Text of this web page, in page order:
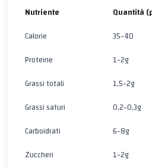
Nutriente
Quantità
Calorie
35-40
Proteine
1-2g
Grassi totali
1,5-2g
Grassi saturi
0,2-0,3g
Carboidrati
6-8g
Zuccheri
1-2g